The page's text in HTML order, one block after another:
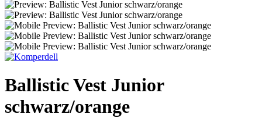
Ballistic Vest Junior
schwarz/orange